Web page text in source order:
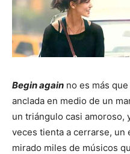
Begin again no es más
anclada en medio de un
un triángulo casi amoroso,
veces tienta a cerrarse, un
mirado miles de músicos